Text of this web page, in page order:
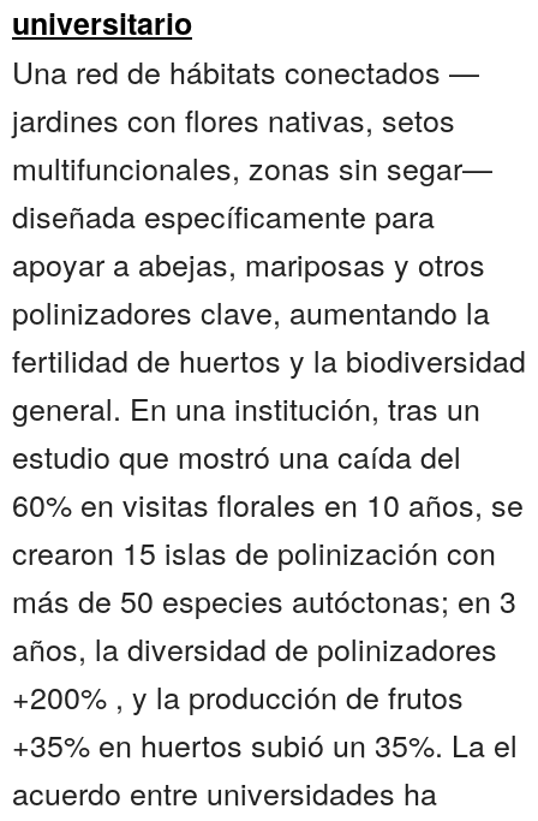
universitario
Una red de hábitats conectados —
jardines con flores nativas, setos
multifuncionales, zonas sin segar—
diseñada específicamente para
apoyar a abejas, mariposas y otros
polinizadores clave, aumentando la
fertilidad de huertos y la biodiversidad
general. En una institución, tras un
estudio que mostró una caída del
60% en visitas florales en 10 años, se
crearon 15 islas de polinización con
más de 50 especies autóctonas; en 3
años, la diversidad de polinizadores
+200% , y la producción de frutos
+35% en huertos subió un 35%. La el
acuerdo entre universidades ha